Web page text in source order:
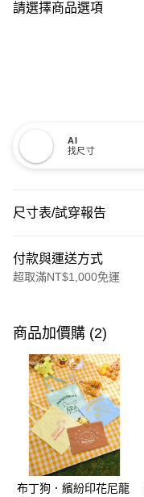
請選擇商品選項
AI
找尺寸
尺寸表/試穿報告
付款與運送方式
超取滿NT$1,000免運
信用卡一次付款
購物金
超商取貨付款
LINE Pay
街口支付
運送方式
商品加價購 (2)
布丁狗．繽紛印花尼龍